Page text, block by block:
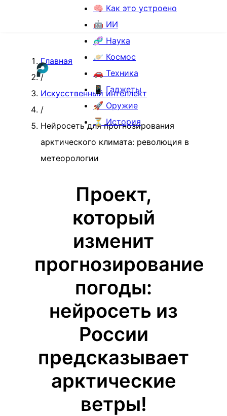
🧠 Как это устроено
🤖 ИИ
🧬 Наука
🪐 Космос
🚗 Техника
📱 Гаджеты
🚀 Оружие
⏳ История
Главная
/
Искусственный интеллект
/
Нейросеть для прогнозирования
арктического климата: революция в
метеорологии
Проект,
который
изменит
прогнозирование
погоды:
нейросеть из
России
предсказывает
арктические
ветры!